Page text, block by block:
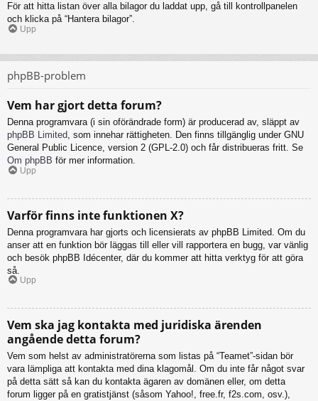
För att hitta listan över alla bilagor du laddat upp, gå till kontrollpanelen
och klicka på “Hantera bilagor”.
Upp
phpBB-problem
Vem har gjort detta forum?
Denna programvara (i sin oförändrade form) är producerad av, släppt av
phpBB Limited, som innehar rättigheten. Den finns tillgänglig under GNU
General Public Licence, version 2 (GPL-2.0) och får distribueras fritt. Se
Om phpBB för mer information.
Upp
Varför finns inte funktionen X?
Denna programvara har gjorts och licensierats av phpBB Limited. Om du
anser att en funktion bör läggas till eller vill rapportera en bugg, var vänlig
och besök phpBB Idécenter, där du kommer att hitta verktyg för att göra
så.
Upp
Vem ska jag kontakta med juridiska ärenden
angående detta forum?
Vem som helst av administratörerna som listas på “Teamet”-sidan bör
vara lämpliga att kontakta med dina klagomål. Om du inte får något svar
på detta sätt så kan du kontakta ägaren av domänen eller, om detta
forum ligger på en gratistjänst (såsom Yahoo!, free.fr, f2s.com, osv.),